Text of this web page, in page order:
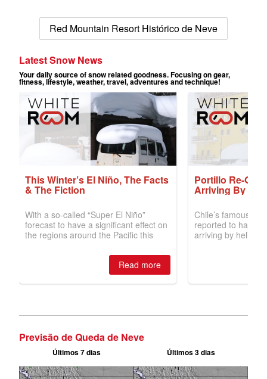
Red Mountain Resort Histórico de Neve
Previsão de Queda de Neve
Últimos 7 dias Últimos 3 dias